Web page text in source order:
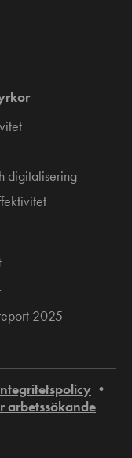
digitalisering
2025
•
arbetssökande